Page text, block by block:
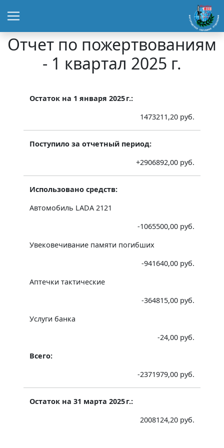
Отчет по пожертвованиям
- 1 квартал 2025 г.
Остаток на 1 января 2025 г.:
1473211,20 руб.
Поступило за отчетный период:
+2906892,00 руб.
Использовано средств:
Автомобиль LADA 2121
-1065500,00 руб.
Увековечивание памяти погибших
-941640,00 руб.
Аптечки тактические
-364815,00 руб.
Услуги банка
-24,00 руб.
Всего:
-2371979,00 руб.
Остаток на 31 марта 2025 г.:
2008124,20 руб.